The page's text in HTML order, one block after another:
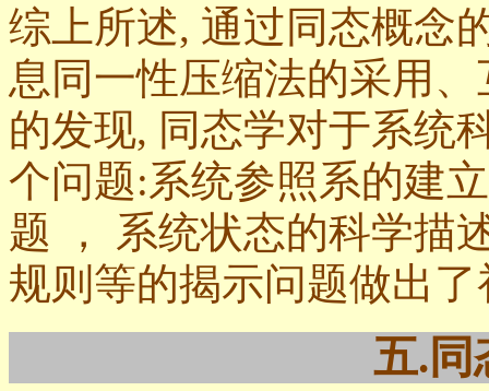
综上所述, 通过同态概念
息同一性压缩法的采用
的发现, 同态学对于系统
个问题:系统参照系的建
题 ， 系统状态的科学描
规则等的揭示问题做出
五.同